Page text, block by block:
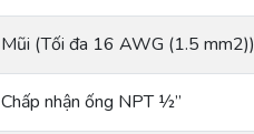
Mũi (Tối đa 16 AWG (1.5 mm2))
Chấp nhận ống NPT ½”